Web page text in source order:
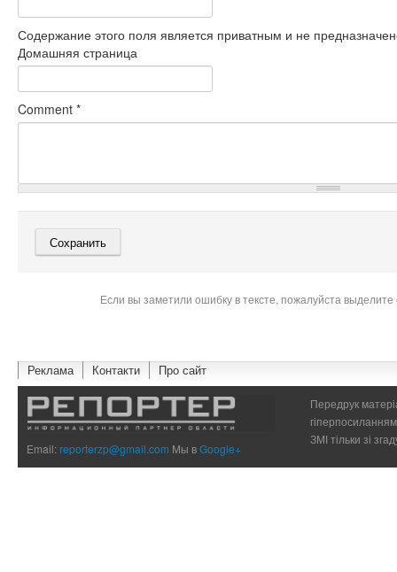
Содержание этого поля является приватным и не
Домашняя страница
Comment *
Если вы заметили ошибку в тексте, пожалуйста
Реклама Контакти Про сайт
Email:reporterzp@gmail.com Мы вGoogle+
Передрук
ЗМІ тільки зі